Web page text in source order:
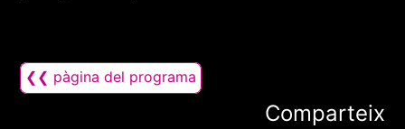
❮❮ pàgina del programa
Comparteix